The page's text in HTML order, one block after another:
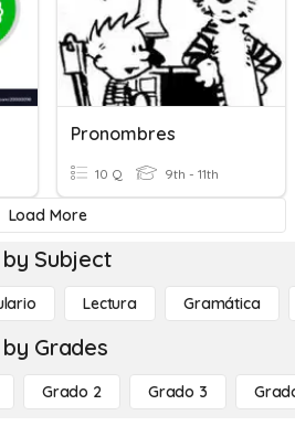
Pronombres
10 Q 9th - 11th
Load More
Subject
Lectura Gramática
Grades
Grado 2 Grado 3